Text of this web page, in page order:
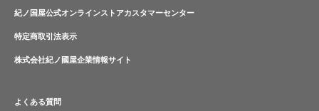
紀ノ国屋公式オンラインストアカスタマーセンター
特定商取引法表示
株式会社紀ノ國屋企業情報サイト
よくある質問